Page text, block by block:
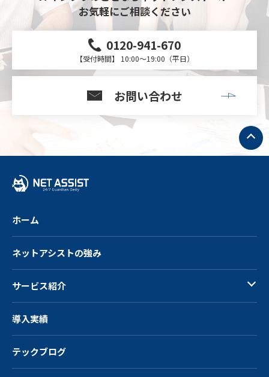
お気軽にご相談ください
0120-941-670
【受付時間】 10:00～19:00（平日）
お問い合わせ
ト
ッ
プ
へ
ホーム
ネットアシストの強み
サービス紹介
導入実績
テックブログ